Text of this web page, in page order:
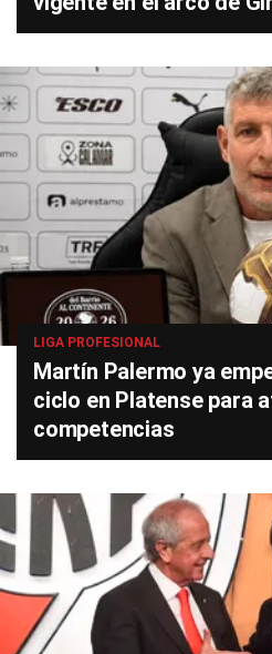
LIGA PROFESIONAL
Martín Palermo ya
ciclo en Platense para
competencias